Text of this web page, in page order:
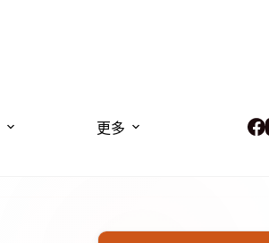
更多